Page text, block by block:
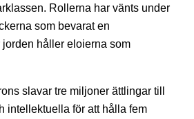
Rollerna har vänts under
som bevarat en
håller eloierna som
slavar tre miljoner ättlingar till
intellektuella för att hålla fem